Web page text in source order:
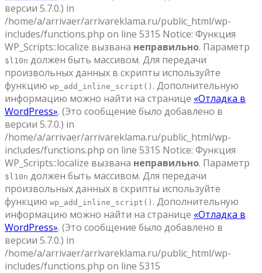
версии 5.7.0.) in
/home/a/arrivaer/arrivareklama.ru/public_html/wp-
includes/functions.php on line 5315 Notice: Функция
WP_Scripts::localize вызвана неправильно. Параметр
$l10n должен быть массивом. Для передачи
произвольных данных в скрипты используйте
функцию wp_add_inline_script() . Дополнительную
информацию можно найти на странице «Отладка в
WordPress». (Это сообщение было добавлено в
версии 5.7.0.) in
/home/a/arrivaer/arrivareklama.ru/public_html/wp-
includes/functions.php on line 5315 Notice: Функция
WP_Scripts::localize вызвана неправильно. Параметр
$l10n должен быть массивом. Для передачи
произвольных данных в скрипты используйте
функцию wp_add_inline_script() . Дополнительную
информацию можно найти на странице «Отладка в
WordPress». (Это сообщение было добавлено в
версии 5.7.0.) in
/home/a/arrivaer/arrivareklama.ru/public_html/wp-
includes/functions.php on line 5315